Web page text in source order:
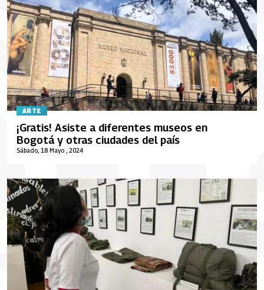
ARTE
Sábado, 18 Mayo , 2024
¡Gratis! Asiste a diferentes museos en
Bogotá y otras ciudades del país